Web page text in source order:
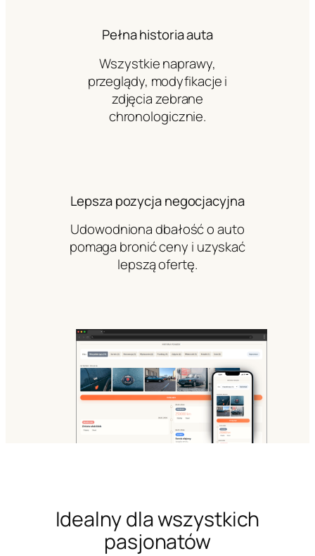
Pełna historia auta
Wszystkie naprawy,
przeglądy, modyfikacje i
zdjęcia zebrane
chronologicznie.
Lepsza pozycja negocjacyjna
Udowodniona dbałość o auto
pomaga bronić ceny i uzyskać
lepszą ofertę.
Idealny dla wszystkich
pasjonatów